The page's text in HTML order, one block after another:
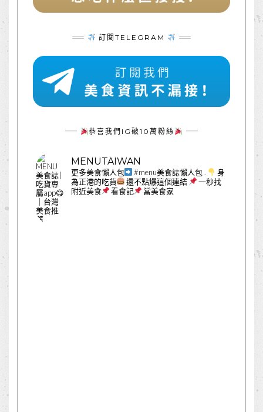
訂閱TELEGRAM
恭喜我們IG破10萬粉絲
MENUTAIWAN
更多美食懶人包 #menu美食誌懶人包 .
身
為正港的吃貨
還不點爆這個連結
一秒找
附近美食
看食記 當美食家